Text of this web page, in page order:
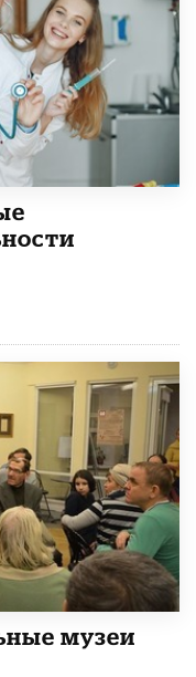
музеи